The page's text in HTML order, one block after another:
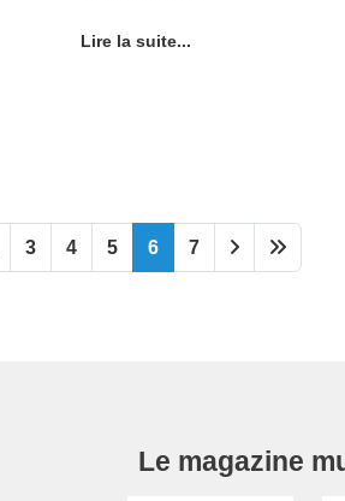
Lire la suite...
3 4 5 6 7
Le magazine